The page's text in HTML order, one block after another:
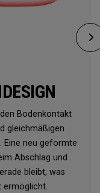
Bodenkontakt
gleichmäßigen
Eine neu geformte
Abschlag und
bleibt, was
ermöglicht.